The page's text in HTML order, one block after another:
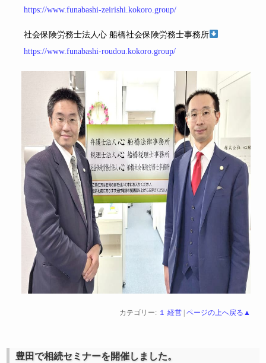
https://www.funabashi-zeirishi.kokoro.group/
社会保険労務士法人心 船橋社会保険労務士事務所
https://www.funabashi-roudou.kokoro.group/
カテゴリー: １ 経営| ページの上へ戻る▲
豊田で相続セミナーを開催しました。